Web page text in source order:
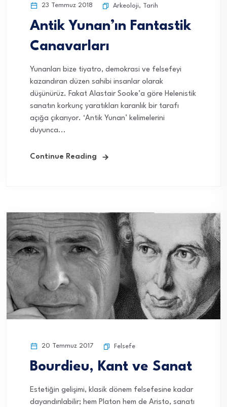
23 Temmuz 2018 Arkeoloji, Tarih
Antik Yunan’ın Fantastik
Canavarları
Yunanları bize tiyatro, demokrasi ve felsefeyi
kazandıran düzen sahibi insanlar olarak
düşünürüz. Fakat Alastair Sooke’a göre Helenistik
sanatın korkunç yaratıkları karanlık bir tarafı
açığa çıkarıyor. ‘Antik Yunan’ kelimelerini
duyunca...
Continue Reading
20 Temmuz 2017 Felsefe
Bourdieu, Kant ve Sanat
Estetiğin gelişimi, klasik dönem felsefesine kadar
dayandırılabilir; hem Platon hem de Aristo, sanatı